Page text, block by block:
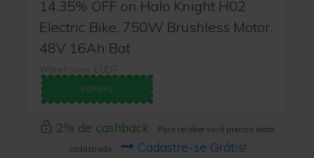
14.35% OFF on Halo Knight H02
Electric Bike, 750W Brushless Motor,
48V 16Ah Bat
Warehouse: EUDF
FGRJGQ
2% de cashback
Para receber você precisa estar
cadastrado
Cadastre-se Grátis!